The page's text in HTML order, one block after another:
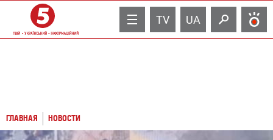
TV UA
ГЛАВНАЯ НОВОСТИ